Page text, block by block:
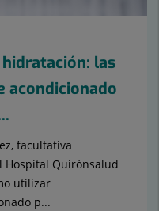
las
acondicionado
facultativa
Hospital Quirónsalud
utilizar
p...